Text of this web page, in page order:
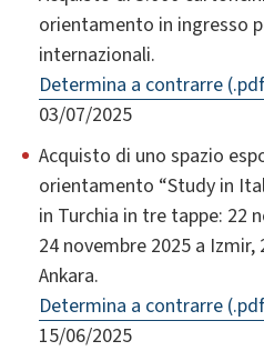
orientamento in ingresso
internazionali.
Determina a contrarre
03/07/2025
Acquisto di uno spazio
orientamento “Study in
in Turchia in tre tappe: 22
24 novembre 2025 a Izmir,
Ankara.
Determina a contrarre
15/06/2025